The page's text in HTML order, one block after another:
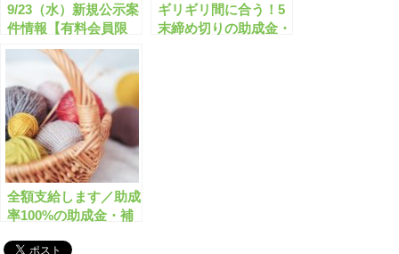
9/23（水）新規公示案
件情報【有料会員限
定】
ギリギリ間に合う！5
末締め切りの助成金・
全額支給します／助成
率100%の助成金・補